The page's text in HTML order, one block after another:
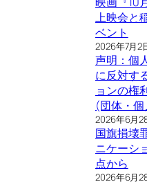
上映会と
ベント
2026年7月2
声明：個
に反対す
ョンの権
(団体・
2026年6月
国旗損壊
ニケーシ
点から
2026年6月